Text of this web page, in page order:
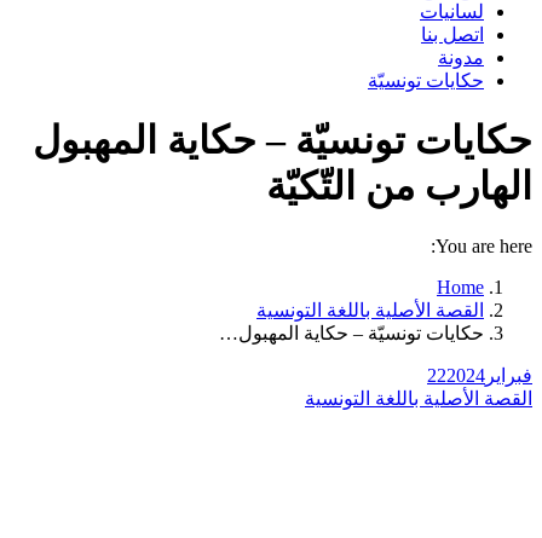
لسانيات
اتصل بنا
مدونة
حكايات تونسيّة
حكايات تونسيّة – حكاية المهبول
الهارب من التّكيّة
You are here:
Home
القصة الأصلية باللغة التونسية
حكايات تونسيّة – حكاية المهبول…
فبراير 222024
القصة الأصلية باللغة التونسية